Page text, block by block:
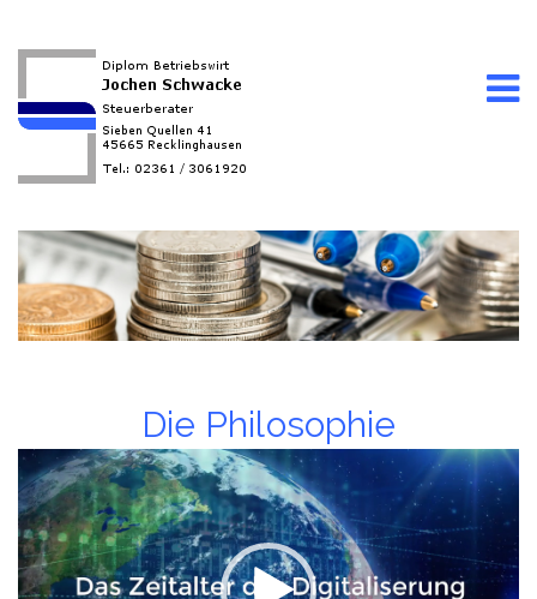
Die Philosophie
Video-
Player